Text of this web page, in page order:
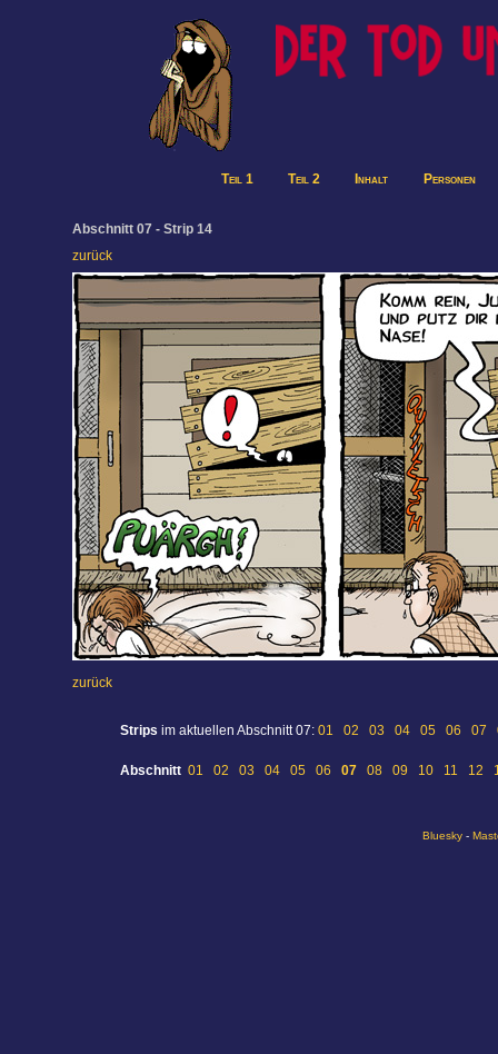
Teil 1 Teil 2 Inhalt Personen
Abschnitt 07 - Strip 14
zurück
zurück
Strips im aktuellen Abschnitt 07: 01 02 03 04 05 06 07
Abschnitt 01 02 03 04 05 06 07 08 09 10 11 12
Bluesky-